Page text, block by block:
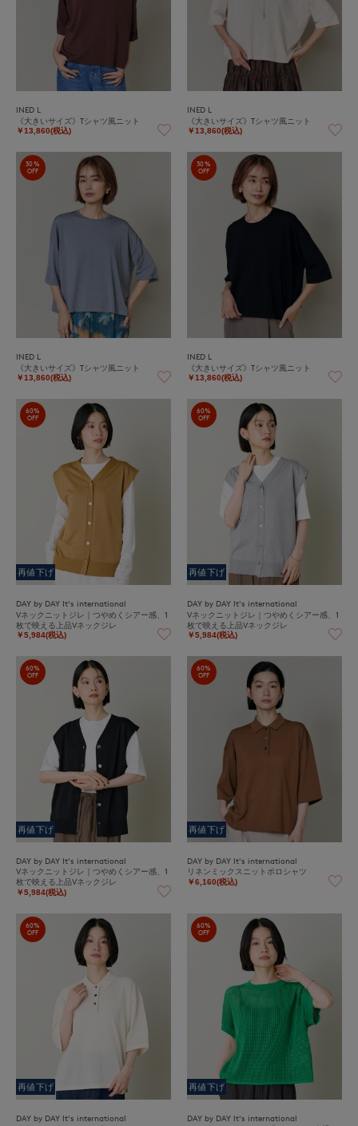
INED L
《大きいサイズ》Tシャツ風ニット
￥13,860(税込)
INED L
《大きいサイズ》Tシャツ風ニット
￥13,860(税込)
30%
OFF
INED L
《大きいサイズ》Tシャツ風ニット
￥13,860(税込)
30%
OFF
INED L
《大きいサイズ》Tシャツ風ニット
￥13,860(税込)
60%
OFF
再値下げ
DAY by DAY It's international
Vネックニットジレ｜つやめくシアー感、1
枚で映える上品Vネックジレ
￥5,984(税込)
60%
OFF
再値下げ
DAY by DAY It's international
Vネックニットジレ｜つやめくシアー感、1
枚で映える上品Vネックジレ
￥5,984(税込)
60%
OFF
再値下げ
DAY by DAY It's international
Vネックニットジレ｜つやめくシアー感、1
枚で映える上品Vネックジレ
￥5,984(税込)
60%
OFF
再値下げ
DAY by DAY It's international
リネンミックスニットポロシャツ
￥6,160(税込)
60%
OFF
再値下げ
DAY by DAY It's international
60%
OFF
再値下げ
DAY by DAY It's international